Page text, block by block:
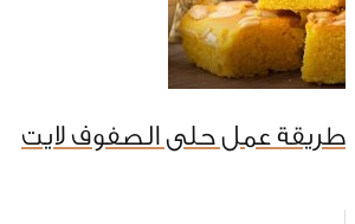
طريقة عمل حلى الصفوف لايت